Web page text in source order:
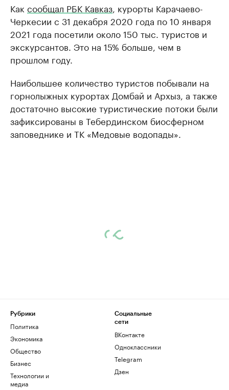
Как сообщал РБК Кавказ , курорты Карачаево-
Черкесии с 31 декабря 2020 года по 10 января
2021 года посетили около 150 тыс. туристов и
экскурсантов. Это на 15% больше, чем в
прошлом году.
Наибольшее количество туристов побывали на
горнолыжных курортах Домбай и Архыз, а также
достаточно высокие туристические потоки были
зафиксированы в Тебердинском биосферном
заповеднике и ТК «Медовые водопады».
Рубрики
Политика
Экономика
Общество
Бизнес
Технологии и
медиа
Социальные
сети
ВКонтакте
Одноклассники
Telegram
Дзен